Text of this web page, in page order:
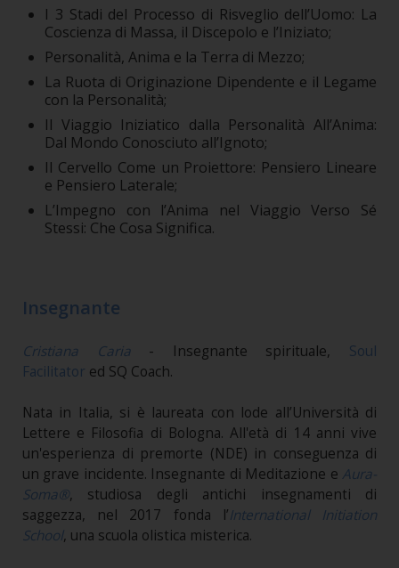
I 3 Stadi del Processo di Risveglio dell’Uomo: La
Coscienza di Massa, il Discepolo e l’Iniziato;
Personalità, Anima e la Terra di Mezzo;
La Ruota di Originazione Dipendente e il Legame
con la Personalità;
Il Viaggio Iniziatico dalla Personalità All’Anima:
Dal Mondo Conosciuto all’Ignoto;
Il Cervello Come un Proiettore: Pensiero Lineare
e Pensiero Laterale;
L’Impegno con l’Anima nel Viaggio Verso Sé
Stessi: Che Cosa Significa.
Insegnante
Cristiana Caria - Insegnante spirituale, Soul
Facilitator ed SQ Coach.
Nata in Italia, si è laureata con lode all’Università di
Lettere e Filosofia di Bologna. All'età di 14 anni vive
un'esperienza di premorte (NDE) in conseguenza di
un grave incidente. Insegnante di Meditazione e Aura-
Soma®, studiosa degli antichi insegnamenti di
saggezza, nel 2017 fonda l’International Initiation
School, una scuola olistica misterica.